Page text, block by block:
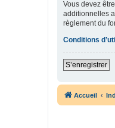
Vous devez
additionnelles
règlement du
Conditions
S’enregistrer
Accueil